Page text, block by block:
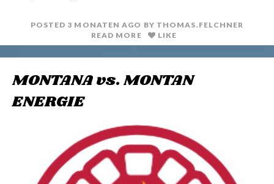
POSTED 3 MONATEN AGO BY THOMAS.FELCHNER
READ MORE
LIKE
MONTANA vs. MONTAN
ENERGIE